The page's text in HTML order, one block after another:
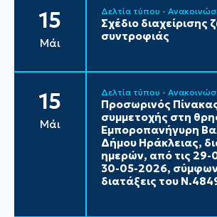
15
Μάι
Δελτία τύπου -
Σχέδιο διαχείρισης
συντροφιάς
15
Μάι
Δελτία τύπου -
Προσωρινός
συμμετοχής στη
Εμποροπανήγυρη
Δήμου Ηράκλειας,
ημερών, από τις
30-05-2026,
διατάξεις του